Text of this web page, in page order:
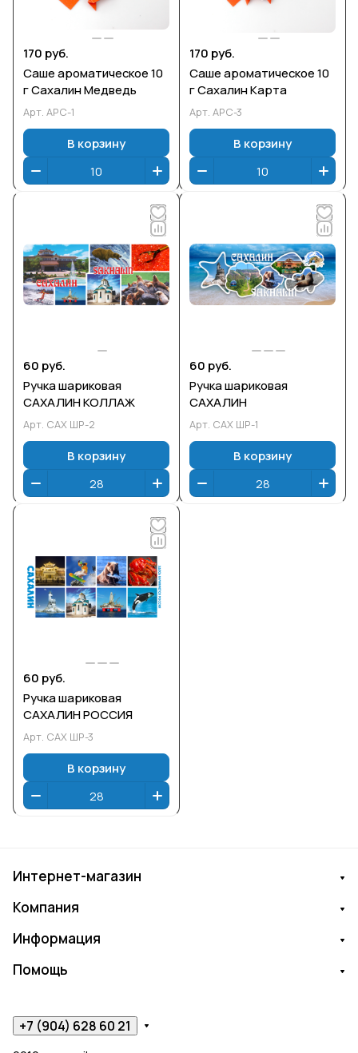
170 руб.
Саше ароматическое 10
г Сахалин Медведь
Арт. АРС-1
В корзину
170 руб.
Саше ароматическое 10
г Сахалин Карта
Арт. АРС-3
В корзину
60 руб.
Ручка шариковая
САХАЛИН КОЛЛАЖ
Арт. САХ ШР-2
В корзину
60 руб.
Ручка шариковая
САХАЛИН
Арт. САХ ШР-1
В корзину
60 руб.
Ручка шариковая
САХАЛИН РОССИЯ
Арт. САХ ШР-3
В корзину
Интернет-магазин
Компания
Информация
Помощь
+7 (904) 628 60 21